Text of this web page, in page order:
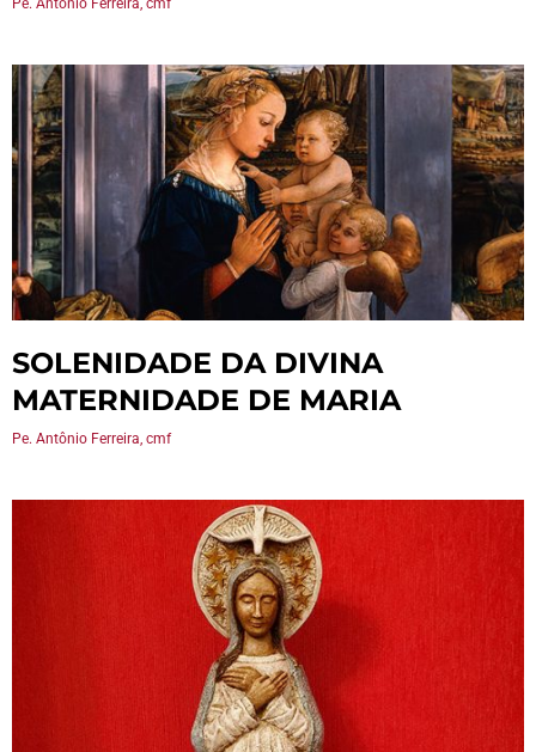
Pe. Antônio Ferreira, cmf
SOLENIDADE DA DIVINA
MATERNIDADE DE MARIA
Pe. Antônio Ferreira, cmf